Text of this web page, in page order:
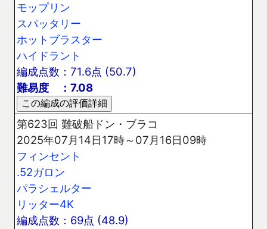
モップリン
スパッタリー
ホットブラスター
ハイドラント
編成点数：71.6点 (50.7)
難易度 ：7.08
第623回 難破船ドン・ブラコ
2025年07月14日17時～07月16日09時
フィンセント
.52ガロン
パラシェルター
リッター4K
編成点数：69点 (48.9)